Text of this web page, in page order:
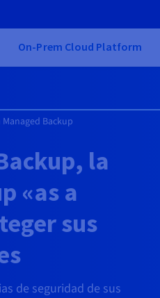
On-Prem Cloud Platform
Managed Backup
la
«as a
sus
de seguridad de sus